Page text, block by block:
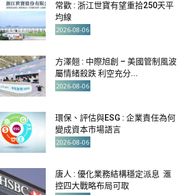
常歡 : 浙江世寶有望重拾250天平
均線
2026-08-06
方澤翹 : 中際旭創 – 美國管制風波
屬情緒殺跌 利空充分...
2026-08-06
環保、評估與ESG : 企業責任為何
變成資本市場語言
2026-08-06
唐人 : 優化業務結構穩定派息 滙
控四大戰略布局可取